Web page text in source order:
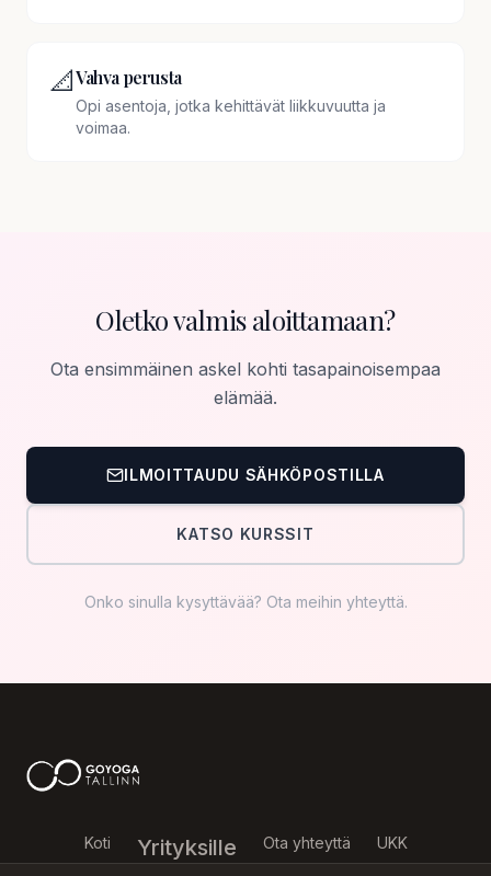
📐Vahva perusta
Opi asentoja, jotka kehittävät liikkuvuutta ja
voimaa.
Oletko valmis aloittamaan?
Ota ensimmäinen askel kohti tasapainoisempaa
elämää.
ILMOITTAUDU SÄHKÖPOSTILLA
KATSO KURSSIT
Onko sinulla kysyttävää? Ota meihin yhteyttä.
Koti Yrityksille Ota yhteyttä UKK
Puhelinnumero *